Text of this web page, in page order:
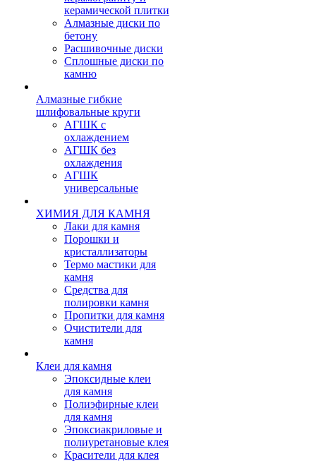
керамической плитки
Алмазные диски по
бетону
Расшивочные диски
Сплошные диски по
камню
Алмазные гибкие
шлифовальные круги
АГШК с
охлаждением
АГШК без
охлаждения
АГШК
универсальные
ХИМИЯ ДЛЯ КАМНЯ
Лаки для камня
Порошки и
кристаллизаторы
Термо мастики для
камня
Средства для
полировки камня
Пропитки для камня
Очистители для
камня
Клеи для камня
Эпоксидные клеи
для камня
Полиэфирные клеи
для камня
Эпоксиакриловые и
полиуретановые клея
Красители для клея